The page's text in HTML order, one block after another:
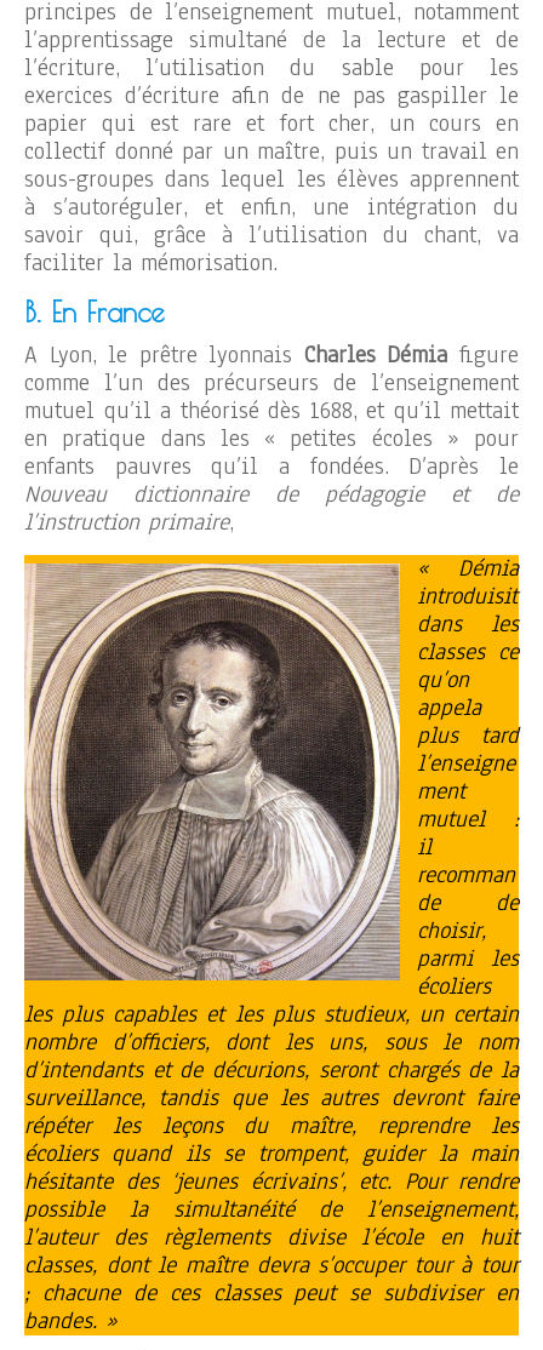
principes de l’enseignement mutuel, notamment
l’apprentissage simultané de la lecture et de
l’écriture, l’utilisation du sable pour les
exercices d’écriture afin de ne pas gaspiller le
papier qui est rare et fort cher, un cours en
collectif donné par un maître, puis un travail en
sous-groupes dans lequel les élèves apprennent
à s’autoréguler, et enfin, une intégration du
savoir qui, grâce à l’utilisation du chant, va
faciliter la mémorisation.
B. En France
A Lyon, le prêtre lyonnais Charles Démia figure
comme l’un des précurseurs de l’enseignement
mutuel qu’il a théorisé dès 1688, et qu’il mettait
en pratique dans les « petites écoles » pour
enfants pauvres qu’il a fondées. D’après le
Nouveau dictionnaire de pédagogie et de
l’instruction primaire,
« Démia
introduisit
dans les
classes ce
qu’on
appela
plus tard
l’enseigne
ment
mutuel :
il
recomman
de de
choisir,
parmi les
écoliers
les plus capables et les plus studieux, un certain
nombre d’officiers, dont les uns, sous le nom
d’intendants et de décurions, seront chargés de la
surveillance, tandis que les autres devront faire
répéter les leçons du maître, reprendre les
écoliers quand ils se trompent, guider la main
hésitante des ‘jeunes écrivains’, etc. Pour rendre
possible la simultanéité de l’enseignement,
l’auteur des règlements divise l’école en huit
classes, dont le maître devra s’occuper tour à tour
; chacune de ces classes peut se subdiviser en
bandes. »